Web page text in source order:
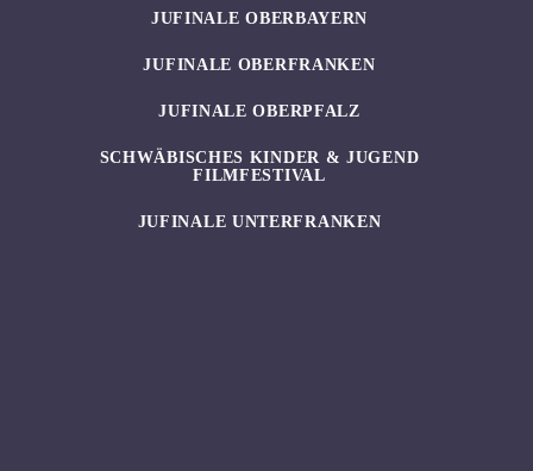
JUFINALE OBERBAYERN
JUFINALE OBERFRANKEN
JUFINALE OBERPFALZ
SCHWÄBISCHES KINDER & JUGEND
FILMFESTIVAL
JUFINALE UNTERFRANKEN